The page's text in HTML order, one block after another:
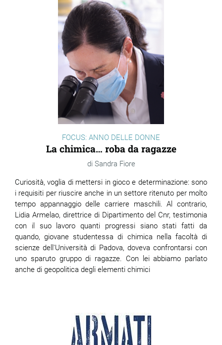
FOCUS: ANNO DELLE DONNE
La chimica… roba da ragazze
Sandra Fiore
Curiosità, voglia di mettersi in gioco e determinazione: sono
i requisiti per riuscire anche in un settore ritenuto per molto
tempo appannaggio delle carriere maschili. Al contrario,
Lidia Armelao, direttrice di Dipartimento del Cnr, testimonia
con il suo lavoro quanti progressi siano stati fatti da
quando, giovane studentessa di chimica nella facoltà di
scienze dell'Università di Padova, doveva confrontarsi con
uno sparuto gruppo di ragazze. Con lei abbiamo parlato
anche di geopolitica degli elementi chimici